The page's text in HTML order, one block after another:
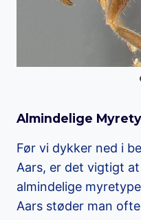
Almindelige
Før vi dykker ned i
Aars, er det vigtigt
almindelige
Aars støder man